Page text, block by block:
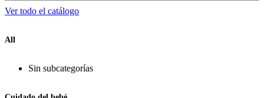
Ver todo el catálogo
All
Sin subcategorías